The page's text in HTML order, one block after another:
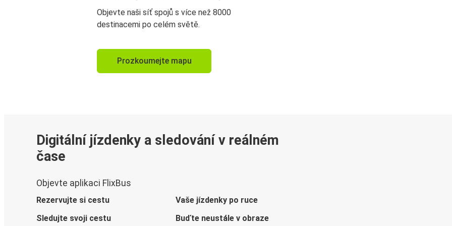
Objevte naši síť spojů s více než 8000
destinacemi po celém světě.
Prozkoumejte mapu
Digitální jízdenky a sledování v reálném
čase
Objevte aplikaci FlixBus
Rezervujte si cestu
Vaše jízdenky po ruce
Sledujte svoji cestu
Buďte neustále v obraze